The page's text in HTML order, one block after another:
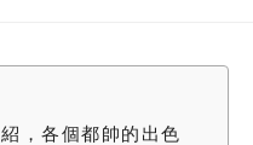
，各個都帥的出色